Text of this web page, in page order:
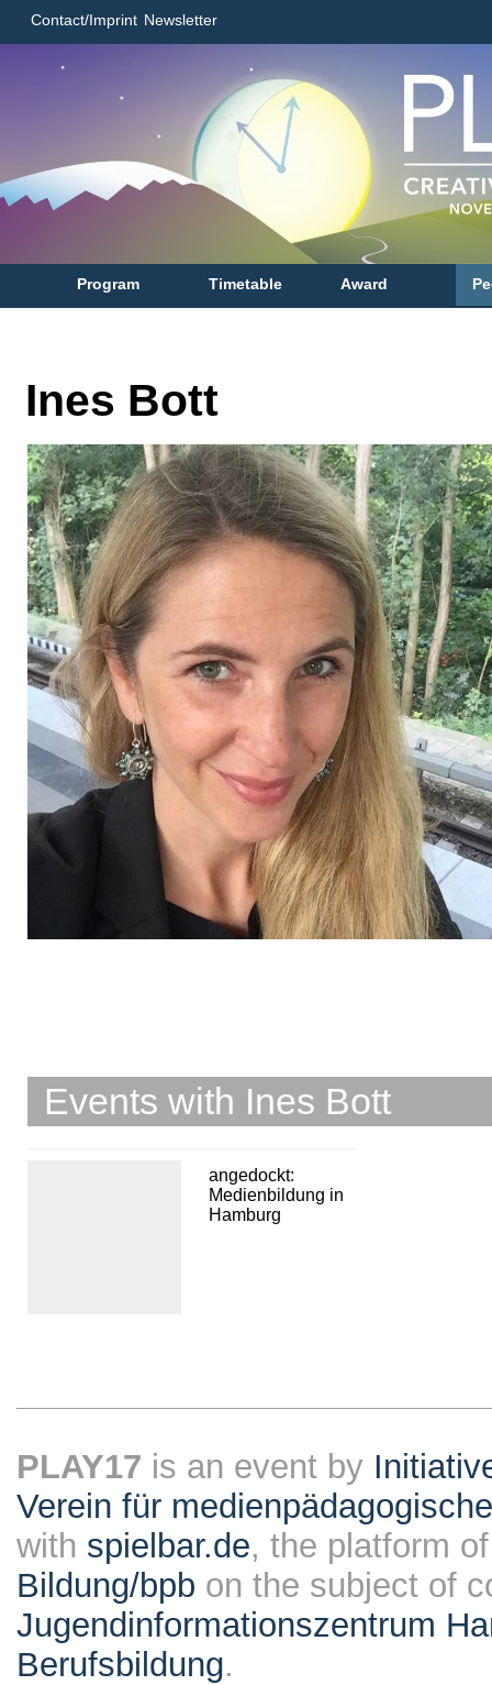
Contact/Imprint Newsletter
Program Timetable Award
Ines Bott
Events with Ines Bott
angedockt:
Medienbildung in
Hamburg
PLAY17 is an event by
Verein für
with spielbar.de, the platform
Bildung/bpb on the subject of
Jugendinformationszentrum
Berufsbildung.